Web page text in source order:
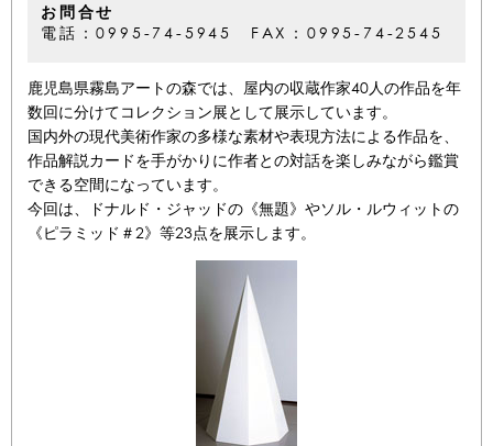
お問合せ
電話：0995-74-5945 FAX：0995-74-2545
鹿児島県霧島アートの森では、屋内の収蔵作家40人の作品を年
数回に分けてコレクション展として展示しています。
国内外の現代美術作家の多様な素材や表現方法による作品を、
作品解説カードを手がかりに作者との対話を楽しみながら鑑賞
できる空間になっています。
今回は、ドナルド・ジャッドの《無題》やソル・ルウィットの
《ピラミッド＃2》等23点を展示します。